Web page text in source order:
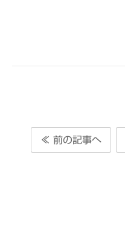
≪ 前の記事へ